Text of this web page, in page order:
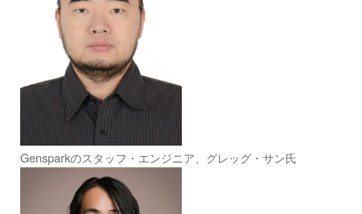
Gensparkのスタッフ・エンジニア、グレッグ・サン氏